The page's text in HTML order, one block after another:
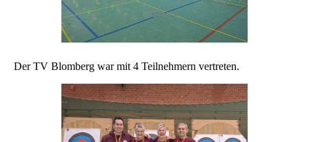
Der TV Blomberg war mit 4 Teilnehmern vertreten.